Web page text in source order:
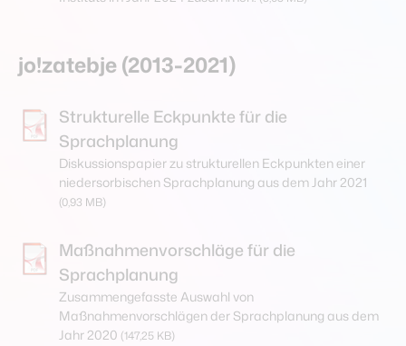
jo!zatebje (2013-2021)
Strukturelle Eckpunkte für die
Sprachplanung
Diskussionspapier zu strukturellen Eckpunkten einer
niedersorbischen Sprachplanung aus dem Jahr 2021
(0,93 MB)
Maßnahmenvorschläge für die
Sprachplanung
Zusammengefasste Auswahl von
Maßnahmenvorschlägen der Sprachplanung aus dem
Jahr 2020 (147,25 KB)